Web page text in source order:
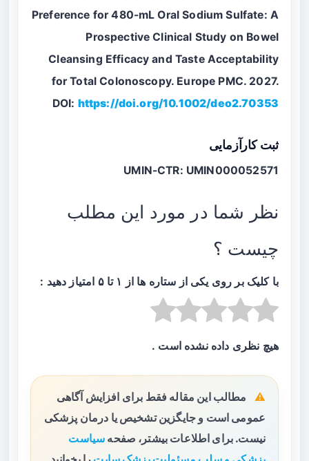
Preference for 480-mL Oral Sodium Sulfate: A
Prospective Clinical Study on Bowel
Cleansing Efficacy and Taste Acceptability
for Total Colonoscopy. Europe PMC. 2027.
DOI: https://doi.org/10.1002/deo2.70353
ثبت کارآزمایی
UMIN-CTR: UMIN000052571
نظر شما در مورد این مطلب
چیست ؟
با کلیک بر روی یکی از ستاره ها از ۱ تا ۵ امتیاز دهید :
هیچ نظری داده نشده است .
مطالب این مقاله فقط برای افزایش آگاهی
عمومی است و جایگزین تشخیص یا درمان پزشکی
نیست. برای اطلاعات بیشتر، صفحه سیاست